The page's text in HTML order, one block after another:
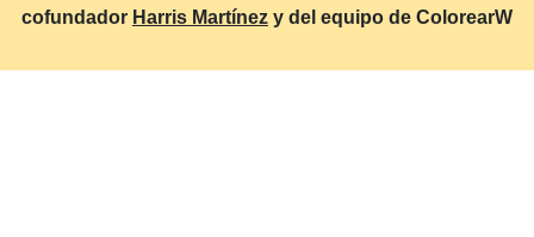
cofundador Harris Martínez y del equipo de ColorearW